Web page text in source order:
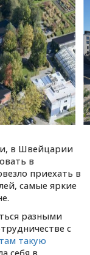
в Швейцарии
в
приехать в
самые яркие
разными
с
такую
себя в